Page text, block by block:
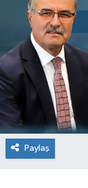
Paylaş
ŞİRKET
SÖYLEŞİ
ÜLKE
YAŞAM